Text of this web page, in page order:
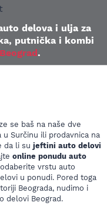
delova i ulja za
putnička i kombi
.
se baš na naše dve
Surčinu ili prodavnica na
da li su jeftini auto delovi
online ponudu auto
vrstu auto
u ponudi. Pored toga
Beograda, nudimo i
delovi Beograd.